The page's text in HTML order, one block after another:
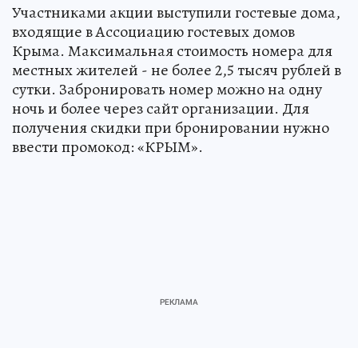
Участниками акции выступили гостевые дома,
входящие в Ассоциацию гостевых домов
Крыма. Максимальная стоимость номера для
местных жителей - не более 2,5 тысяч рублей в
сутки. Забронировать номер можно на одну
ночь и более через сайт организации. Для
получения скидки при бронировании нужно
ввести промокод: «КРЫМ».